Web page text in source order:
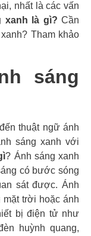
nhất là các vấn
xanh là gì?Cần
Tham khảo
sáng
thuật ngữ ánh
sáng xanh với
? Ánh sáng xanh
có bước sóng
sát được. Ánh
trời hoặc ánh
bị điện tử như
huỳnh quang,